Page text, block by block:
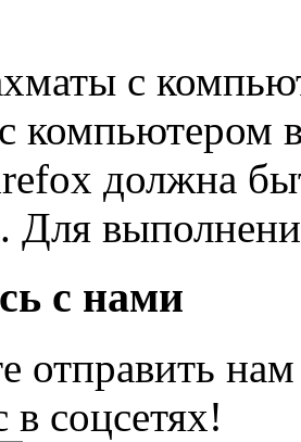
с
компьютером
должна
Для
с нами
отправить
соцсетях!